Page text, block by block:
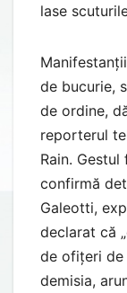
lase
de bucurie,
de ordine,
reporterul
Rain.
confirmă
Galeotti,
declarat că
de ofițeri de
demisia,